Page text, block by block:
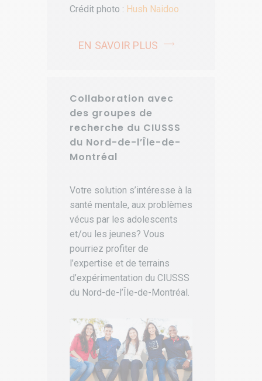
Crédit photo : Hush Naidoo
EN SAVOIR PLUS
Collaboration avec
des groupes de
recherche du CIUSSS
du Nord-de-l’Île-de-
Montréal
Votre solution s’intéresse à la
santé mentale, aux problèmes
vécus par les adolescents
et/ou les jeunes? Vous
pourriez profiter de
l’expertise et de terrains
d’expérimentation du CIUSSS
du Nord-de-l’Île-de-Montréal.